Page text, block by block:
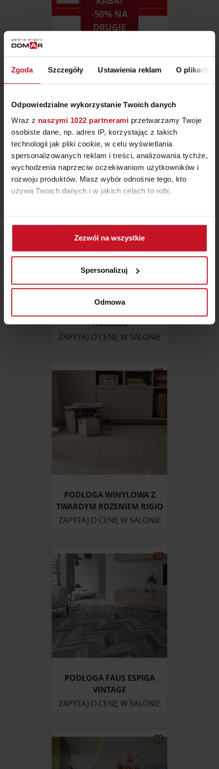
Zgoda Szczegóły Ustawienia reklam O plikach
Odpowiedzialne wykorzystanie Twoich danych
Wraz z naszymi 1022 partnerami przetwarzamy Twoje
osobiste dane, np. adres IP, korzystając z takich
technologii jak pliki cookie, w celu wyświetlania
spersonalizowanych reklam i treści, analizowania tychże,
wychodzenia naprzeciw oczekiwaniom użytkowników i
rozwoju produktów. Masz wybór odnośnie tego, kto
używa Twoich danych i w jakich celach to robi.
Jeśli wyrazisz na to zgodę, chcielibyśmy również:
Gromadzić dane dotyczące Twojej lokalizacji
geograficznej z dokładnością nawet do kilku metrów
Identyfikować Twoje urządzenie, aktywnie
(fingerprinting, czyli wirtualny odcisk palca)
Dowiedz się więcej odnośnie tego, jak Twoje osobiste
dane są przetwarzane oraz ustaw własne preferencje w
zmienić lub wycofać swoją zgodę w dowolnej chwili.
analizować ruch w naszej witrynie. Informacje o tym, jak
korzystasz z naszej witryny, udostępniamy partnerom
społecznościowym, reklamowym i analitycznym.
Partnerzy mogą połączyć te informacje z innymi danymi
otrzymanymi od Ciebie lub uzyskanymi podczas
korzystania z ich usług.
Zezwól na wszystkie
Spersonalizuj
Odmowa
-50% NA
DRUGIE
ZOBACZ INNE PRODUKTY
W KATEGORII: PODŁOGI
TIMELESS
ZAPYTAJ O CENĘ W SALONIE
PODŁOGA WINYLOWA Z
TWARDYM RDZENIEM RIGIO
ZAPYTAJ O CENĘ W SALONIE
PODŁOGA FAUS ESPIGA
VINTAGE
ZAPYTAJ O CENĘ W SALONIE